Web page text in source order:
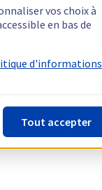
vos choix à
en bas de
d'informations
Tout accepter